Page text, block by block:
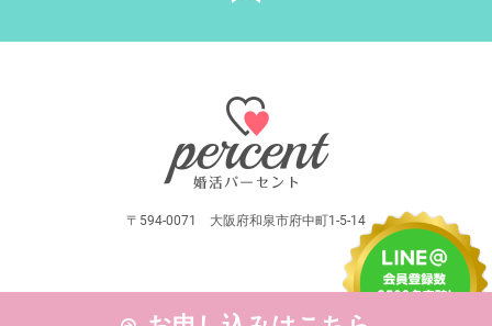
〒594-0071 大阪府和泉市府中町1-5-14